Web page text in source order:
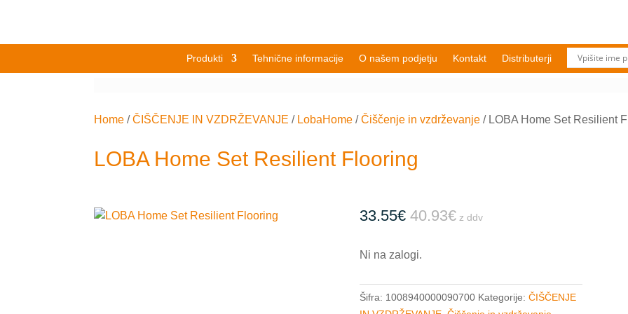
Produkti Tehnične informacije O našem podjetju Kontakt Distributerji
Home /ČIŠČENJE IN VZDRŽEVANJE / LobaHome /Čiščenje in vzdrževanje / LOBA Home Set Resilient
LOBA Home Set Resilient Flooring
33.55€ 40.93€z ddv
Ni na zalogi.
Šifra: 1008940000090700 Kategorije: ČIŠČENJE